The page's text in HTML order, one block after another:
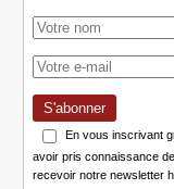
S'abonner
En vous inscrivant
avoir pris connaissance
recevoir notre newsletter